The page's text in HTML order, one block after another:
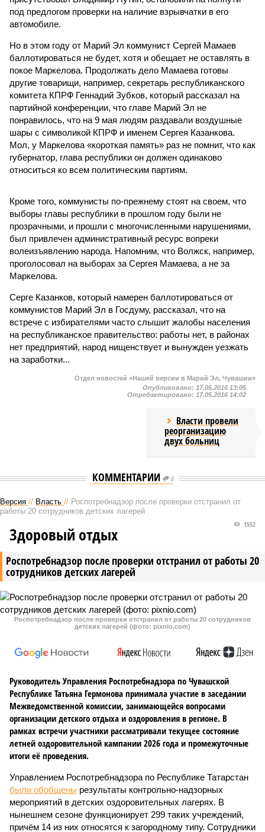
под предлогом проверки на наличие взрывчатки в его
автомобиле.
Но в этом году от Марий Эл коммунист Сергей Мамаев
баллотироваться не будет, хотя и обещает не оставлять в
покое Маркелова. Продолжать дело Мамаева готовы
другие товарищи, например, секретарь республиканского
комитета КПРФ Геннадий Зубков, который рассказал на
партийной конференции, что главе Марий Эл не
понравилось, что на 9 мая людям раздавали воздушные
шары с символикой КПРФ и именем Сергея Казанкова.
Мол, у Маркелова «короткая память» раз не помнит, что как
губернатор, глава республики он должен одинаково
относиться ко всем политическим партиям.
Кроме того, коммунисты по-прежнему стоят на своем, что
выборы главы республики в прошлом году были не
прозрачными, и прошли с многочисленными нарушениями,
был привлечен административный ресурс вопреки
волеизъявлению народа. Напомним, что Волжск, например,
проголосовал на выборах за Сергея Мамаева, а не за
Маркелова.
Серге Казанков, который намерен баллотироваться от
коммунистов Марий Эл в Госдуму, рассказал, что на
встрече с избирателями часто слышит жалобы населения
на республиканское правительство: работы нет, в районах
нет предприятий, народ нищенствует и вынужден уезжать
на заработки...
Отдел новостей «Нашей версии в Марий Эл, Чувашии»
Опубликовано: 17.05.2016 13:05
Отредактировано: 17.05.2016 14:02
Власти провели
реорганизацию
двух больниц
КОММЕНТАРИИ 0
Версия // Власть // Роспотребнадзор после проверки отстранил от
работы 20 сотрудников детских лагерей
Роспотребнадзор после проверки отстранил от работы 20
сотрудников детских лагерей
1552
Здоровый отдых
Роспотребнадзор после проверки отстранил от работы 20 сотрудников
детских лагерей (фото: pixnio.com)
Руководитель Управления Роспотребнадзора по Чувашской
Республике Татьяна Гермонова принимала участие в заседании
Межведомственной комиссии, занимающейся вопросами
организации детского отдыха и оздоровления в регионе. В
рамках встречи участники рассматривали текущее состояние
летней оздоровительной кампании 2026 года и промежуточные
итоги её проведения.
Управлением Роспотребнадзора по Республике Татарстан
были обобщены результаты контрольно-надзорных
мероприятий в детских оздоровительных лагерях. В
нынешнем сезоне функционирует 299 таких учреждений,
причём 14 из них относятся к загородному типу. Сотрудники